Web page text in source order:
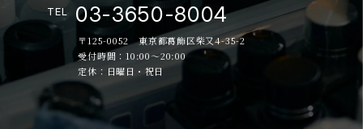
TEL 03-3650-8004
〒125-0052 東京都葛飾区柴又4-35-2
受付時間：10:00～20:00
定休：日曜日・祝日